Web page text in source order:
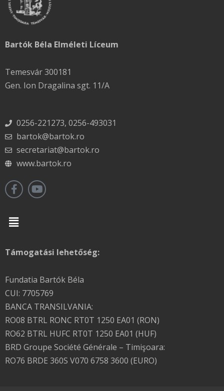
Bartók Béla Elméleti Líceum
Temesvár 300181
Gen. Ion Dragalina sgt. 11/A
0256-221273, 0256-493031
bartok@bartok.ro
secretariat@bartok.ro
www.bartok.ro
Menu
Támogatási lehetőség:
Fundatia Bartók Béla
CUI: 7705769
BANCA TRANSILVANIA:
RO08 BTRL RONC RT0T 1250 EA01 (RON)
RO62 BTRL HUFC RT0T 1250 EA01 (HUF)
BRD Groupe Société Générale – Timişoara:
RO76 BRDE 360S V070 6758 3600 (EURO)